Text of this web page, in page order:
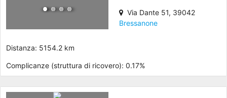
Via Dante 51, 39042
Bressanone
Distanza: 5154.2 km
Complicanze (struttura di ricovero): 0.17%